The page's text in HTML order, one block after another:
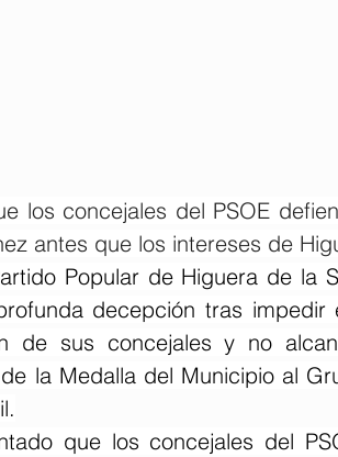
los concejales del PSOE
antes que los intereses de
Popular de Higuera de la
decepción tras impedir
de sus concejales y no
la Medalla del Municipio al
que los concejales del